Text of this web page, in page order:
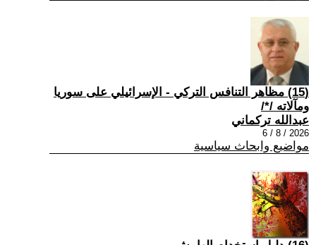
(15) مظاهر التنافس التركي - الإسرائيلي على سوريا
ومآلاته /*/
عبدالله تركماني
2026 / 8 / 6
مواضيع وابحاث سياسية